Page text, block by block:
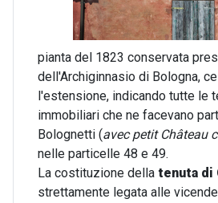
pianta del 1823 conservata
dell'Archiginnasio di Bologna,
l'estensione, indicando tutte le
immobiliari che ne facevano
Bolognetti (avec petit Château
nelle particelle 48 e 49.
La costituzione della tenuta di
strettamente legata alle